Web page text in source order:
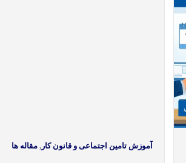
آموزش تامین اجتماعی و قانون کار,مقاله ها